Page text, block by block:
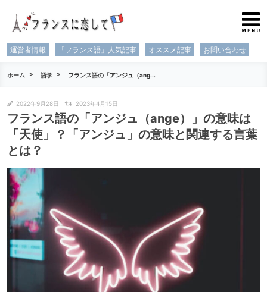
運営者情報 「フランス語」人気記事 オススメ記事 お問い合わせ
ホーム 語学 フランス語の「アンジュ（ang...
2022年9月28日 2023年4月15日
フランス語の「アンジュ（ange）」の意味は
「天使」？「アンジュ」の意味と関連する言葉
とは？